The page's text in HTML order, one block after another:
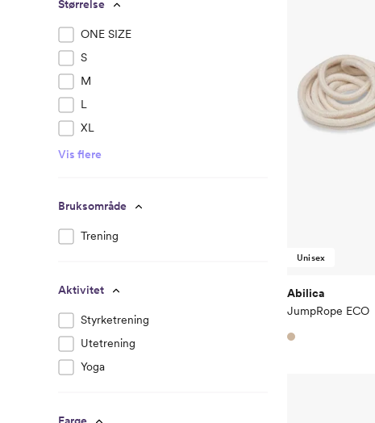
Størrelse
ONE SIZE
S
M
L
XL
Vis flere
Bruksområde
Trening
Aktivitet
Styrketrening
Utetrening
Yoga
Unisex
Abilica
JumpRope ECO